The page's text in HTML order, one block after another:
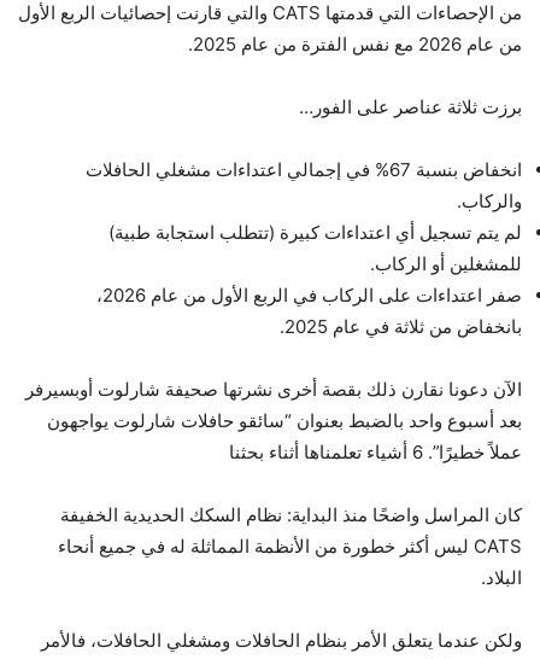
من الإحصاءات التي قدمتها CATS والتي قارنت إحصائيات الربع الأول
من عام 2026 مع نفس الفترة من عام 2025.
برزت ثلاثة عناصر على الفور…
انخفاض بنسبة 67% في إجمالي اعتداءات مشغلي الحافلات
والركاب.
لم يتم تسجيل أي اعتداءات كبيرة (تتطلب استجابة طبية)
للمشغلين أو الركاب.
صفر اعتداءات على الركاب في الربع الأول من عام 2026،
بانخفاض من ثلاثة في عام 2025.
الآن دعونا نقارن ذلك بقصة أخرى نشرتها صحيفة شارلوت أوبسيرفر
بعد أسبوع واحد بالضبط بعنوان “سائقو حافلات شارلوت يواجهون
عملاً خطيرًا”. 6 أشياء تعلمناها أثناء بحثنا
كان المراسل واضحًا منذ البداية: نظام السكك الحديدية الخفيفة
CATS ليس أكثر خطورة من الأنظمة المماثلة له في جميع أنحاء
البلاد.
ولكن عندما يتعلق الأمر بنظام الحافلات ومشغلي الحافلات، فالأمر